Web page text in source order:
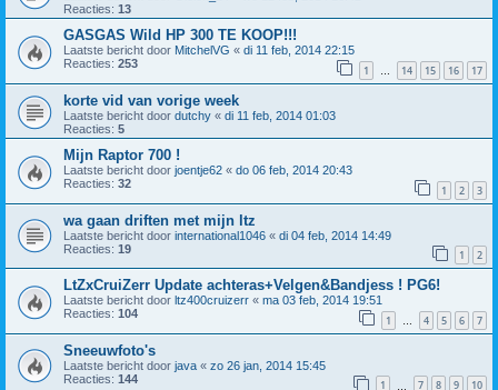
Reacties: 13
GASGAS Wild HP 300 TE KOOP!!!
Laatste bericht door MitchelVG « di 11 feb, 2014 22:15
Reacties: 253 1 … 14 15 16 17
korte vid van vorige week
Laatste bericht door dutchy « di 11 feb, 2014 01:03
Reacties: 5
Mijn Raptor 700 !
Laatste bericht door joentje62 « do 06 feb, 2014 20:43
Reacties: 32 1 2 3
wa gaan driften met mijn ltz
Laatste bericht door international1046 « di 04 feb, 2014 14:49
Reacties: 19 1 2
LtZxCruiZerr Update achteras+Velgen&Bandjess ! PG6!
Laatste bericht door ltz400cruizerr « ma 03 feb, 2014 19:51
Reacties: 104 1 … 4 5 6 7
Sneeuwfoto's
Laatste bericht door java « zo 26 jan, 2014 15:45
Reacties: 144 1 7 8 9 10